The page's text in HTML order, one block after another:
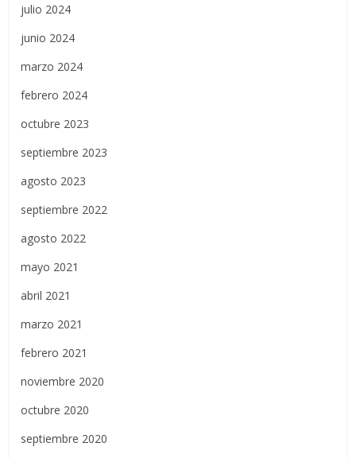
julio 2024
junio 2024
marzo 2024
febrero 2024
octubre 2023
septiembre 2023
agosto 2023
septiembre 2022
agosto 2022
mayo 2021
abril 2021
marzo 2021
febrero 2021
noviembre 2020
octubre 2020
septiembre 2020